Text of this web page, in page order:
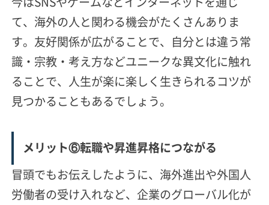
て、海外の人と関わる機会がたくさんありま
す。友好関係が広がることで、自分とは違う常
識・宗教・考え方などユニークな異文化に触れ
ることで、人生が楽に楽しく生きられるコツが
見つかることもあるでしょう。
メリット⑥転職や昇進昇格につながる
冒頭でもお伝えしたように、海外進出や外国人
労働者の受け入れなど、企業のグローバル化が